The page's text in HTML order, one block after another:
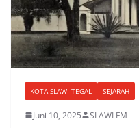
KOTA SLAWI TEGAL SEJARAH
Juni 10, 2025 SLAWI FM